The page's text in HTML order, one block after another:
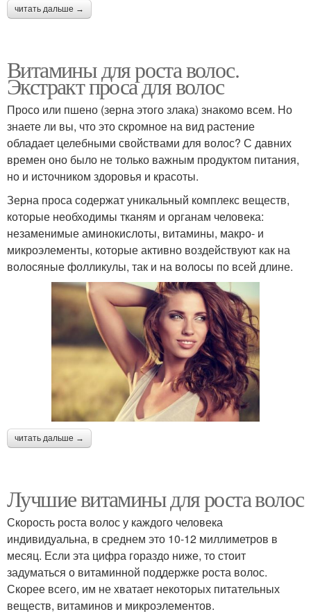
читать дальше →
Витамины для роста волос.
Экстракт проса для волос
Просо или пшено (зерна этого злака) знакомо всем. Но
знаете ли вы, что это скромное на вид растение
обладает целебными свойствами для волос? С давних
времен оно было не только важным продуктом питания,
но и источником здоровья и красоты.
Зерна проса содержат уникальный комплекс веществ,
которые необходимы тканям и органам человека:
незаменимые аминокислоты, витамины, макро- и
микроэлементы, которые активно воздействуют как на
волосяные фолликулы, так и на волосы по всей длине.
читать дальше →
Лучшие витамины для роста волос
Скорость роста волос у каждого человека
индивидуальна, в среднем это 10-12 миллиметров в
месяц. Если эта цифра гораздо ниже, то стоит
задуматься о витаминной поддержке роста волос.
Скорее всего, им не хватает некоторых питательных
веществ, витаминов и микроэлементов.